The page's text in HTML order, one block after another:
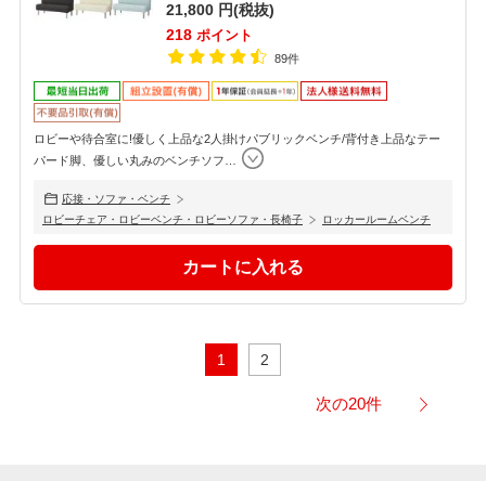
21,800円(税抜)
218 ポイント
89件
ロビーや待合室に!優しく上品な2人掛けパブリックベンチ/背付き上品なテー
パード脚、優しい丸みのベンチソフ
応接・ソファ・ベンチ
ロビーチェア・ロビーベンチ・ロビーソファ・長椅子
ロッカールームベンチ
1 2
次の20件